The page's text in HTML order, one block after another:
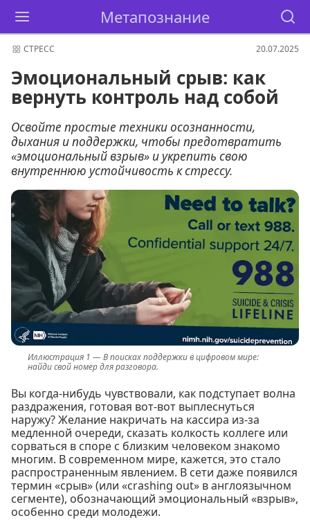
Метапознание
СТРЕСС 20.07.2025
Эмоциональный срыв: как
вернуть контроль над собой
Освойте простые техники осознанности,
дыхания и поддержки, чтобы предотвратить
«эмоциональный взрыв» и укрепить свою
внутреннюю устойчивость к стрессу.
В поисках поддержки в цифровом мире:
найди свой номер для разговора.
Вы когда-нибудь чувствовали, как подступает волна
раздражения, готовая вот-вот выплеснуться
наружу? Желание накричать на кассира из-за
медленной очереди, сказать колкость коллеге или
сорваться в споре с близким человеком знакомо
многим. В современном мире, кажется, это стало
распространенным явлением. В сети даже появился
термин «срыв» (или «crashing out» в англоязычном
сегменте), обозначающий эмоциональный «взрыв»,
особенно среди молодежи.